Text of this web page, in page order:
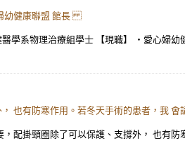
幼健康聯盟 館長
學系物理治療組學士 【現職】 ・愛心婦
也有防寒作用。若冬天手術的患者，我 會
，配掛頸圈除了可以保護、支撐外， 也有